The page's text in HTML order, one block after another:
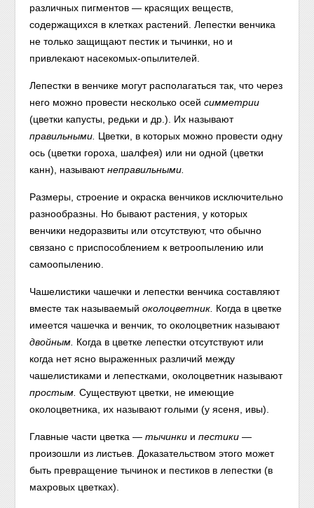
различных пигментов — красящих веществ,
содержащихся в клетках растений. Лепестки венчика
не только защищают пестик и тычинки, но и
привлекают насекомых-опылителей.
Лепестки в венчике могут располагаться так, что через
него можно провести несколько осейсимметрии
(цветки капусты, редьки и др.). Их называют
правильными. Цветки, в которых можно провести одну
ось (цветки гороха, шалфея) или ни одной (цветки
канн), называютнеправильными.
Размеры, строение и окраска венчиков исключительно
разнообразны. Но бывают растения, у которых
венчики недоразвиты или отсутствуют, что обычно
связано с приспособлением к ветроопылению или
самоопылению.
Чашелистики чашечки и лепестки венчика составляют
вместе так называемый околоцветник. Когда в цветке
имеется чашечка и венчик, то околоцветник называют
двойным. Когда в цветке лепестки отсутствуют или
когда нет ясно выраженных различий между
чашелистиками и лепестками, околоцветник называют
простым. Существуют цветки, не имеющие
околоцветника, их называют голыми (у ясеня, ивы).
Главные части цветка — тычинки и пестики —
произошли из листьев. Доказательством этого может
быть превращение тычинок и пестиков в лепестки (в
махровых цветках).